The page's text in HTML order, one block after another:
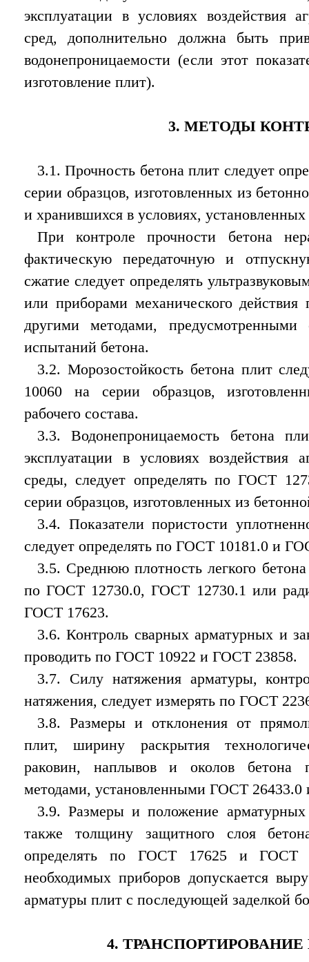
эксплуатации в условиях воздействия
сред, дополнительно должна быть
водонепроницаемости (если этот
изготовление плит).
3. МЕТОДЫ
3.1. Прочность бетона плит следует
серии образцов, изготовленных из
и хранившихся в условиях,
При контроле прочности бетона
фактическую передаточную и
сжатие следует определять
или приборами механического
другими методами,
испытаний бетона.
3.2. Морозостойкость бетона плит
10060 на серии образцов,
рабочего состава.
3.3. Водонепроницаемость бетона
эксплуатации в условиях воздействия
среды, следует определять по ГОСТ
серии образцов, изготовленных из
3.4. Показатели пористости
следует определять по ГОСТ 10181.0 и
3.5. Среднюю плотность легкого
по ГОСТ 12730.0, ГОСТ 12730.1 или
ГОСТ 17623.
3.6. Контроль сварных арматурных и
проводить по ГОСТ 10922 и ГОСТ 23858.
3.7. Силу натяжения арматуры,
натяжения, следует измерять по ГОСТ
3.8. Размеры и отклонения от
плит, ширину раскрытия
раковин, наплывов и околов бетона
методами, установленными ГОСТ
3.9. Размеры и положение
также толщину защитного слоя
определять по ГОСТ 17625 и ГОСТ
необходимых приборов допускается
арматуры плит с последующей заделкой
4.